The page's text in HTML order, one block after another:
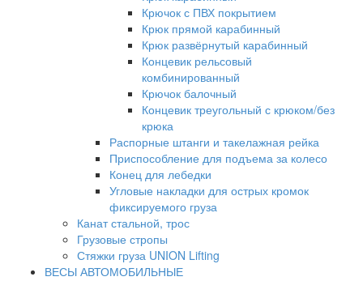
Крючок с ПВХ покрытием
Крюк прямой карабинный
Крюк развёрнутый карабинный
Концевик рельсовый
комбинированный
Крючок балочный
Концевик треугольный с крюком/без
крюка
Распорные штанги и такелажная рейка
Приспособление для подъема за колесо
Конец для лебедки
Угловые накладки для острых кромок
фиксируемого груза
Канат стальной, трос
Грузовые стропы
Стяжки груза UNION Lifting
ВЕСЫ АВТОМОБИЛЬНЫЕ